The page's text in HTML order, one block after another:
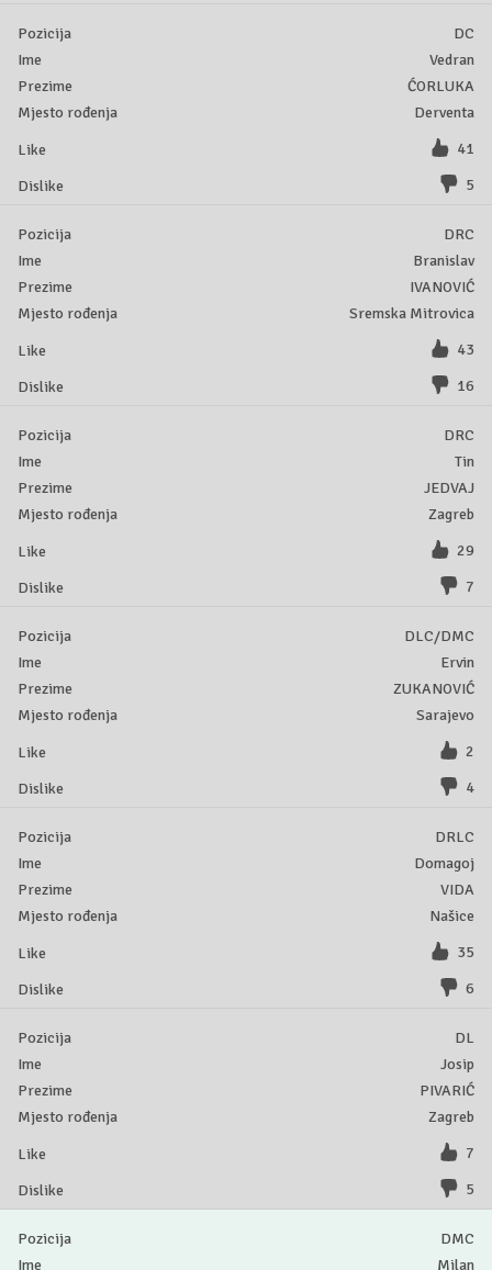
DC
Vedran
ĆORLUKA
Derventa
41
5
DRC
Branislav
IVANOVIĆ
Sremska Mitrovica
43
16
DRC
Tin
JEDVAJ
Zagreb
29
7
DLC/DMC
Ervin
ZUKANOVIĆ
Sarajevo
2
4
DRLC
Domagoj
VIDA
Našice
35
6
DL
Josip
PIVARIĆ
Zagreb
7
5
DMC
Milan